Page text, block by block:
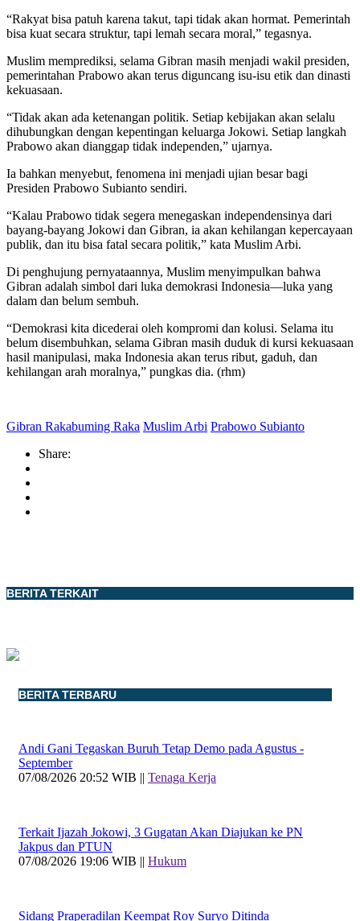
“Rakyat bisa patuh karena takut, tapi tidak akan hormat. Pemerintah
bisa kuat secara struktur, tapi lemah secara moral,” tegasnya.
Muslim memprediksi, selama Gibran masih menjadi wakil presiden,
pemerintahan Prabowo akan terus diguncang isu-isu etik dan dinasti
kekuasaan.
“Tidak akan ada ketenangan politik. Setiap kebijakan akan selalu
dihubungkan dengan kepentingan keluarga Jokowi. Setiap langkah
Prabowo akan dianggap tidak independen,” ujarnya.
Ia bahkan menyebut, fenomena ini menjadi ujian besar bagi
Presiden Prabowo Subianto sendiri.
“Kalau Prabowo tidak segera menegaskan independensinya dari
bayang-bayang Jokowi dan Gibran, ia akan kehilangan kepercayaan
publik, dan itu bisa fatal secara politik,” kata Muslim Arbi.
Di penghujung pernyataannya, Muslim menyimpulkan bahwa
Gibran adalah simbol dari luka demokrasi Indonesia—luka yang
dalam dan belum sembuh.
“Demokrasi kita dicederai oleh kompromi dan kolusi. Selama itu
belum disembuhkan, selama Gibran masih duduk di kursi kekuasaan
hasil manipulasi, maka Indonesia akan terus ribut, gaduh, dan
kehilangan arah moralnya,” pungkas dia. (rhm)
Gibran Rakabuming Raka Muslim Arbi Prabowo Subianto
Share:
BERITA TERKAIT
BERITA TERBARU
Andi Gani Tegaskan Buruh Tetap Demo pada Agustus -
September
07/08/2026 20:52 WIB || Tenaga Kerja
Terkait Ijazah Jokowi, 3 Gugatan Akan Diajukan ke PN
Jakpus dan PTUN
07/08/2026 19:06 WIB || Hukum
Sidang Praperadilan Keempat Roy Suryo Ditinda